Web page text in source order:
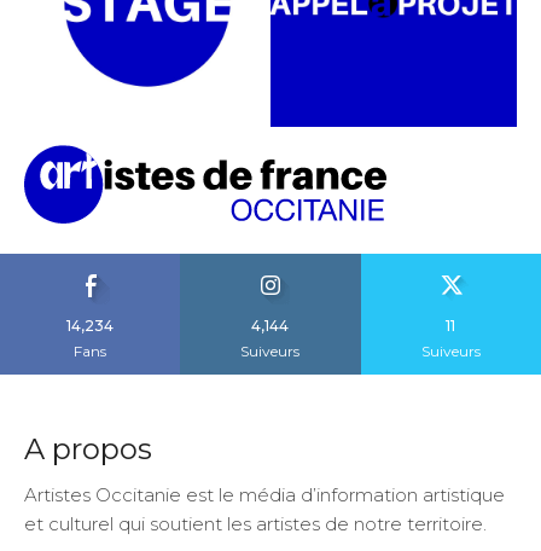
14,234
Fans
4,144
Suiveurs
11
Suiveurs
A propos
Artistes Occitanie est le média d’information artistique
et culturel qui soutient les artistes de notre territoire.